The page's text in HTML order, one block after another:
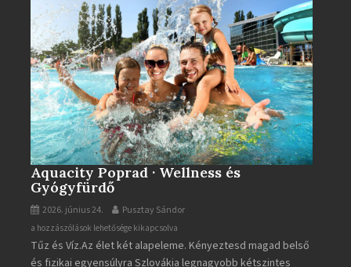
Aquacity Poprad · Wellness és
Gyógyfürdő
2026. június 24. Pusztay Sándor
Aquacity
Poprad
·
a hozzászólások lehetősége kikapcsolva
Tűz és Víz.Az élet két alapeleme. Kényeztesd magad belső
és fizikai egyensúlyra Szlovákia legnagyobb kétszintes